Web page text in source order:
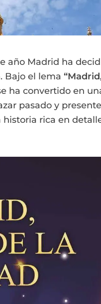
año Madrid ha
Bajo el lema
ha convertido en
pasado y
rica en